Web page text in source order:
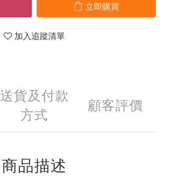
立即購買
加入追蹤清單
送貨及付款
方式
顧客評價
商品描述